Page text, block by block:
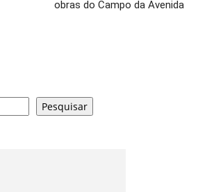
obras do Campo da Avenida
Pesquisar